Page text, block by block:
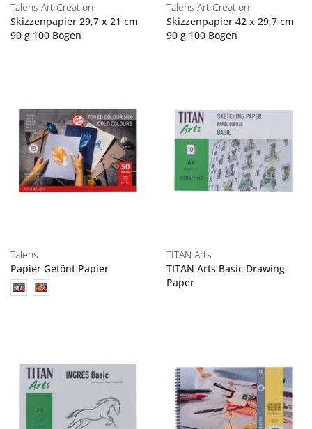
Talens Art Creation
Skizzenpapier 29,7 x 21 cm
90 g 100 Bogen
Talens Art Creation
Skizzenpapier 42 x 29,7 cm
90 g 100 Bogen
Talens
Papier Getönt Papier
TITAN Arts
TITAN Arts Basic Drawing
Paper